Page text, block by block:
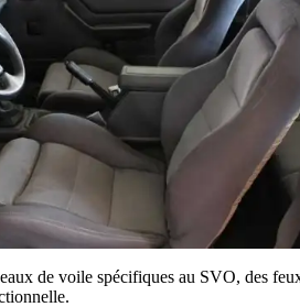
de voile spécifiques au SVO, des